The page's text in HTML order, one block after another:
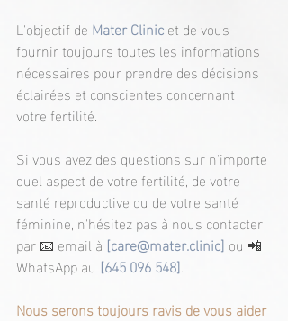
L'objectif de Mater Clinic et de vous
fournir toujours toutes les informations
nécessaires pour prendre des décisions
éclairées et conscientes concernant
votre fertilité.
Si vous avez des questions sur n'importe
quel aspect de votre fertilité, de votre
santé reproductive ou de votre santé
féminine, n'hésitez pas à nous contacter
par 📧 email à [care@mater.clinic] ou 📲
WhatsApp au [645 096 548].
Nous serons toujours ravis de vous aider